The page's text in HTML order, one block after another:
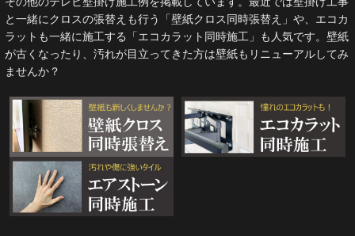
と一緒にクロスの張替えも行う「壁紙クロス同時張替え」や、エコカ
ラットも一緒に施工する「エコカラット同時施工」も人気です。壁紙
が古くなったり、汚れが目立ってきた方は壁紙もリニューアルしてみ
ませんか？